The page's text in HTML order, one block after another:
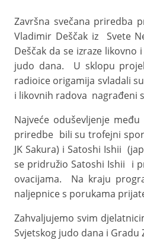
Završna svečana priredba
Vladimir Deščak iz Svete
Deščak da se izraze
judo dana. U sklopu
radioice origamija svladali
i likovnih radova nagrađeni
Najveće oduševljenje
priredbe bili su trofejni
JK Sakura) i Satoshi Ishii
se pridružio Satoshi Ishii i
ovacijama. Na kraju
naljepnice s porukama
Zahvaljujemo svim
Svjetskog judo dana i